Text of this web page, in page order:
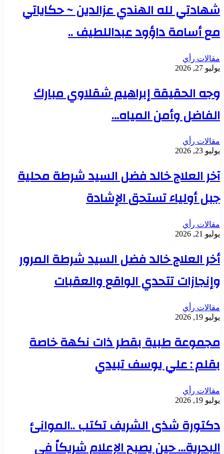
شهادتي لله الهندي عزالدين ~ حكاياتي
مع أسامة داؤود عبداللطيف ..
مقالات رأي
يوليو 27, 2026
وجه الحقيقة إبراهيم شقلاوي مبارك
الفاضل وأمن المياه…
مقالات رأي
يوليو 23, 2026
آخر العلاج خالد فضل السيد شرطة محلية
جبل أولياء تستحق الإشادة
مقالات رأي
يوليو 21, 2026
أخر العلاج خالد فضل السيد شرطة المرور
وإنجازات تتحدي الواقع والعقبات
مقالات رأي
يوليو 19, 2026
مجموعة طبية بقطر ذات نكهة خاصة
بقلم : علي يوسف تبيدي
مقالات رأي
يوليو 19, 2026
دكتورة شذى الشريف تكتب ..الموانئ
البحرية… حين يصبح الإعلام شريكاً في